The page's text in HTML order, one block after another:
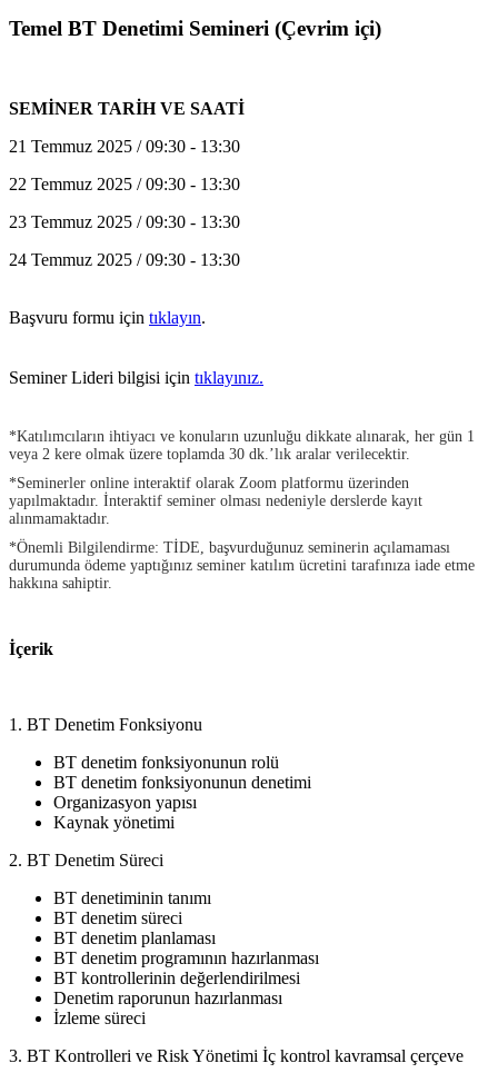
Temel BT Denetimi Semineri (Çevrim içi)
SEMİNER TARİH VE SAATİ
21 Temmuz 2025 / 09:30 - 13:30
22 Temmuz 2025 / 09:30 - 13:30
23 Temmuz 2025 / 09:30 - 13:30
24 Temmuz 2025 / 09:30 - 13:30
Başvuru formu için tıklayın.
Seminer Lideri bilgisi için tıklayınız.
*Katılımcıların ihtiyacı ve konuların uzunluğu dikkate alınarak, her gün 1
veya 2 kere olmak üzere toplamda 30 dk.’lık aralar verilecektir.
*Seminerler online interaktif olarak Zoom platformu üzerinden
yapılmaktadır. İnteraktif seminer olması nedeniyle derslerde kayıt
alınmamaktadır.
*Önemli Bilgilendirme: TİDE, başvurduğunuz seminerin açılamaması
durumunda ödeme yaptığınız seminer katılım ücretini tarafınıza iade etme
hakkına sahiptir.
İçerik
1. BT Denetim Fonksiyonu
BT denetim fonksiyonunun rolü
BT denetim fonksiyonunun denetimi
Organizasyon yapısı
Kaynak yönetimi
2. BT Denetim Süreci
BT denetiminin tanımı
BT denetim süreci
BT denetim planlaması
BT denetim programının hazırlanması
BT kontrollerinin değerlendirilmesi
Denetim raporunun hazırlanması
İzleme süreci
3. BT Kontrolleri ve Risk Yönetimi İç kontrol kavramsal çerçeve